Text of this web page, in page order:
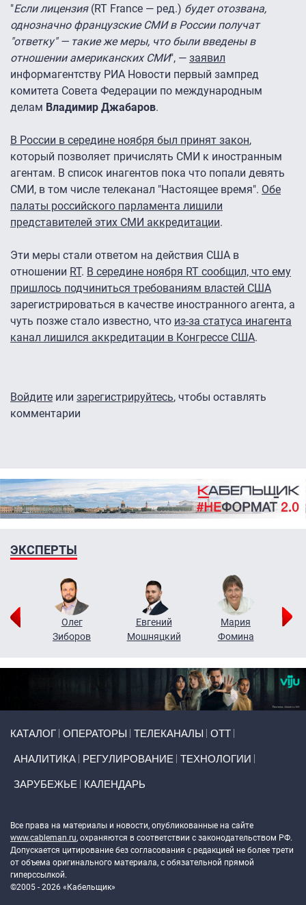
"Если лицензия(RT France — ред.) будет отозвана,
однозначно французские СМИ в России получат
"ответку" — такие же меры, что были введены в
отношении американских СМИ", — заявил
информагентству РИА Новости первый зампред
комитета Совета Федерации по международным
делам Владимир Джабаров.
В России в середине ноября был принят закон,
который позволяет причислять СМИ к иностранным
агентам. В список инагентов пока что попали девять
СМИ, в том числе телеканал "Настоящее время". Обе
палаты российского парламента лишили
представителей этих СМИ аккредитации.
Эти меры стали ответом на действия США в
отношении RT. В середине ноября RT сообщил, что ему
пришлось подчиниться требованиям властей США
зарегистрироваться в качестве иностранного агента, а
чуть позже стало известно, что из-за статуса инагента
канал лишился аккредитации в Конгрессе США.
Войдите или зарегистрируйтесь, чтобы оставлять
комментарии
ЭКСПЕРТЫ
Олег
Зиборов
Евгений
Мошняцкий
Мария
Фомина
КАТАЛОГ ОПЕРАТОРЫ ТЕЛЕКАНАЛЫ ОТТ
АНАЛИТИКА РЕГУЛИРОВАНИЕ ТЕХНОЛОГИИ
ЗАРУБЕЖЬЕ КАЛЕНДАРЬ
Все права на материалы и новости, опубликованные на сайте
www.cableman.ru, охраняются в соответствии с законодательством РФ.
Допускается цитирование без согласования с редакцией не более трети
от объема оригинального материала, с обязательной прямой
гиперссылкой.
©2005 - 2026 «Кабельщик»